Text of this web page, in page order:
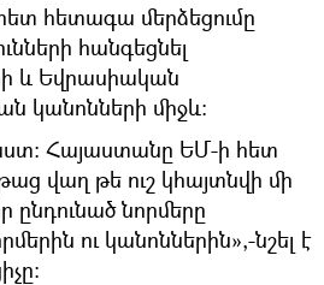
հետագա մերձեցումը
հանգեցնել
և Եվրասիական
կանոնների միջև։
Հայաստանը ԵՄ-ի հետ
վաղ թե ուշ կհայտնվի մի
ընդունած նորմերը
ու կանոններին»,-նշել է